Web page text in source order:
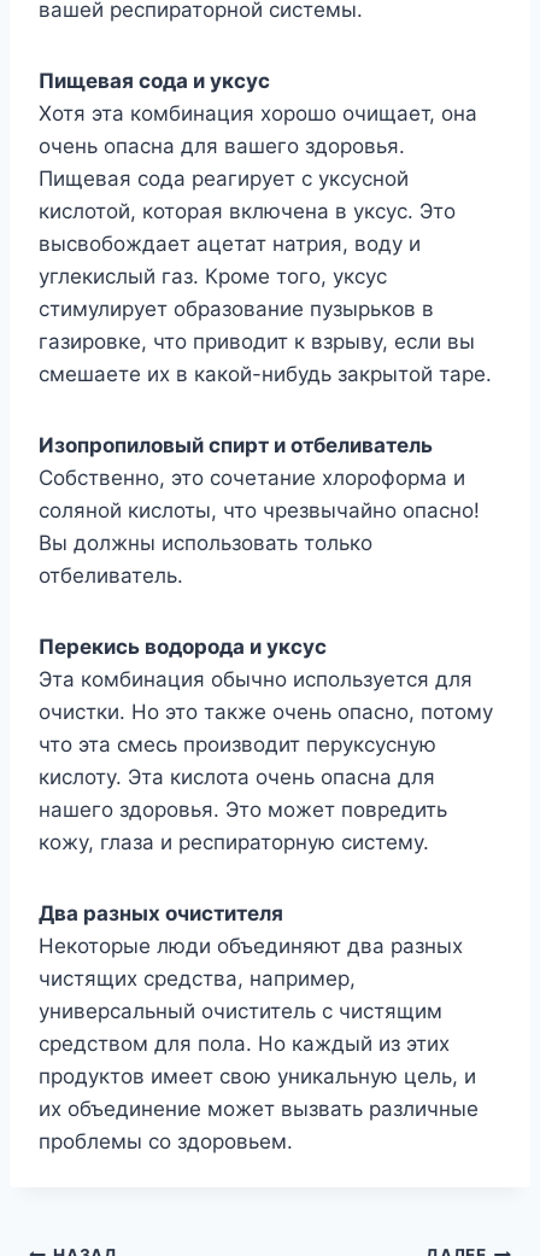
вашей респираторной системы.
Пищевая сода и уксус
Хотя эта комбинация хорошо очищает, она
очень опасна для вашего здоровья.
Пищевая сода реагирует с уксусной
кислотой, которая включена в уксус. Это
высвобождает ацетат натрия, воду и
углекислый газ. Кроме того, уксус
стимулирует образование пузырьков в
газировке, что приводит к взрыву, если вы
смешаете их в какой-нибудь закрытой таре.
Изопропиловый спирт и отбеливатель
Собственно, это сочетание хлороформа и
соляной кислоты, что чрезвычайно опасно!
Вы должны использовать только
отбеливатель.
Перекись водорода и уксус
Эта комбинация обычно используется для
очистки. Но это также очень опасно, потому
что эта смесь производит перуксусную
кислоту. Эта кислота очень опасна для
нашего здоровья. Это может повредить
кожу, глаза и респираторную систему.
Два разных очистителя
Некоторые люди объединяют два разных
чистящих средства, например,
универсальный очиститель с чистящим
средством для пола. Но каждый из этих
продуктов имеет свою уникальную цель, и
их объединение может вызвать различные
проблемы со здоровьем.